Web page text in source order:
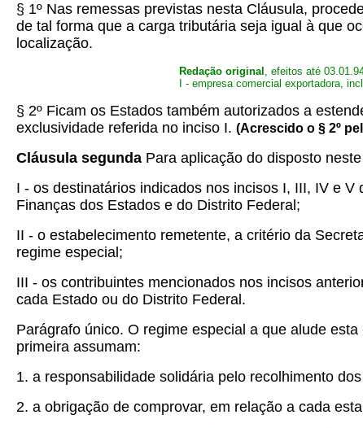
§ 1º Nas remessas previstas nesta Cláusula,
de tal forma que a carga tributária seja igual à que
localização.
Redação original , efeitos até
I - empresa comercial exportadora,
§ 2º Ficam os Estados também autorizados a
exclusividade referida no inciso I. (Acrescido o § 2º
Cláusula segunda Para aplicação do disposto
I - os destinatários indicados nos incisos I, III, IV e
Finanças dos Estados e do Distrito Federal;
II - o estabelecimento remetente, a critério da
regime especial;
III - os contribuintes mencionados nos incisos
cada Estado ou do Distrito Federal.
Parágrafo único. O regime especial a que alude
primeira assumam:
1. a responsabilidade solidária pelo recolhimento
2. a obrigação de comprovar, em relação a cada